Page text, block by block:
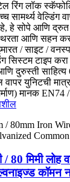
रिंग लॉक
सामर्थ्य वेल्डिंग
हे सोपे आणि
आणि सहन
/ साइट /
सिस्टम टाइप करा
दुरुस्ती
वापर युनिटची
मानक EN74
/ 80 मिमी लोह
कॉमन